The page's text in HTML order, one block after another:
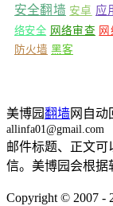
安全翻墙 安卓 应
络安全 网络审查
防火墙 黑客
美博园翻墙网自动
allinfa01@gmail.com
邮件标题、正文可
信。美博园会根据
Copyright © 2007 -